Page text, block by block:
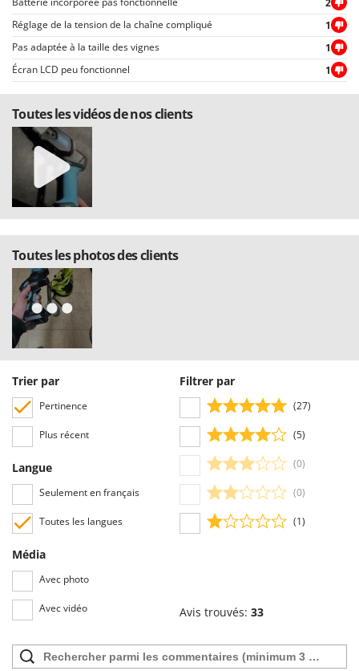
Worx
Y Yard Force
Z
Zanon
Zephir
ZGrills
Zodiac
Zomax
Réglage de la tension de la chaîne compliqué
1
Pas adaptée à la taille des vignes
1
Écran LCD peu fonctionnel
1
Toutes les vidéos de nos clients
Toutes les photos des clients
Trier par
Pertinence
Plus récent
Langue
Seulement en français
Toutes les langues
Média
Avec photo
Avec vidéo
Filtrer par
(27)
(5)
(0)
(0)
(1)
Avis trouvés: 33